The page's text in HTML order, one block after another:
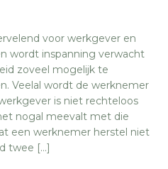
voor werkgever en
wordt inspanning verwacht
zoveel mogelijk te
Veelal wordt de werknemer
is niet rechteloos
nogal meevalt met die
een werknemer herstel niet
twee […]